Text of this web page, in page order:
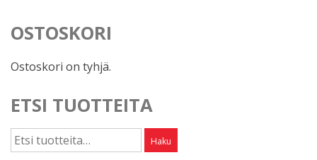
OSTOSKORI
Ostoskori on tyhjä.
ETSI TUOTTEITA
Etsi: Haku